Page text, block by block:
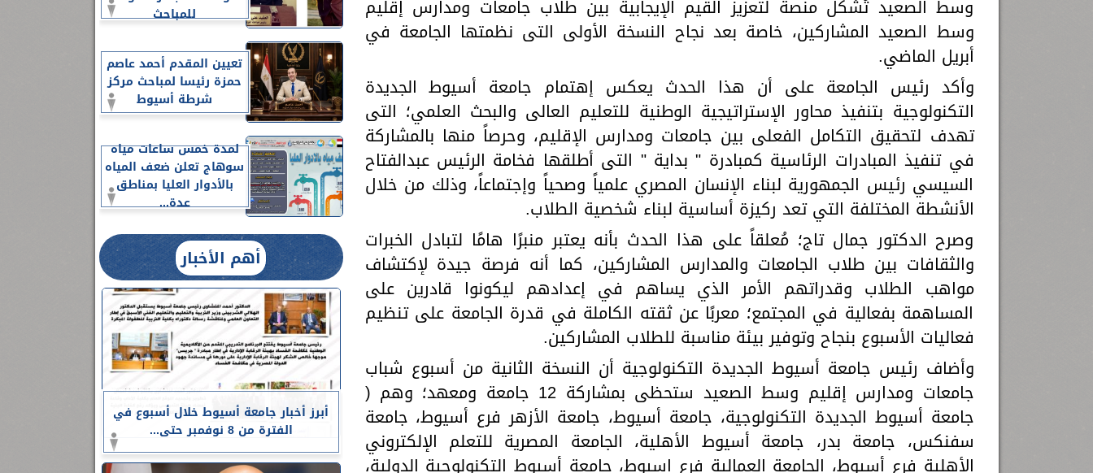
وسط الصعيد تُشكل منصة لتعزيز القيم الإيجابية بين طلاب جامعات ومدارس إقليم
وسط الصعيد المشاركين، خاصة بعد نجاح النسخة الأولى التى نظمتها الجامعة في
أبريل الماضي.
وأكد رئيس الجامعة على أن هذا الحدث يعكس إهتمام جامعة أسيوط الجديدة
التكنولوجية بتنفيذ محاور الإستراتيجية الوطنية للتعليم العالى والبحث العلمي؛ التى
تهدف لتحقيق التكامل الفعلى بين جامعات ومدارس الإقليم، وحرصاً منها بالمشاركة
في تنفيذ المبادرات الرئاسية كمبادرة " بداية " التى أطلقها فخامة الرئيس عبدالفتاح
السيسي رئيس الجمهورية لبناء الإنسان المصري علمياً وصحياً وإجتماعاً، وذلك من خلال
الأنشطة المختلفة التي تعد ركيزة أساسية لبناء شخصية الطلاب.
وصرح الدكتور جمال تاج؛ مُعلقاً على هذا الحدث بأنه يعتبر منبرًا هامًا لتبادل الخبرات
والثقافات بين طلاب الجامعات والمدارس المشاركين، كما أنه فرصة جيدة لإكتشاف
مواهب الطلاب وقدراتهم الأمر الذي يساهم في إعدادهم ليكونوا قادرين على
المساهمة بفعالية في المجتمع؛ معربًا عن ثقته الكاملة في قدرة الجامعة على تنظيم
فعاليات الأسبوع بنجاح وتوفير بيئة مناسبة للطلاب المشاركين.
وأضاف رئيس جامعة أسيوط الجديدة التكنولوجية أن النسخة الثانية من أسبوع شباب
جامعات ومدارس إقليم وسط الصعيد ستحظى بمشاركة 12 جامعة ومعهد؛ وهم (
جامعة أسيوط الجديدة التكنولوجية، جامعة أسيوط، جامعة الأزهر فرع أسيوط، جامعة
سفنكس، جامعة بدر، جامعة أسيوط الأهلية، الجامعة المصرية للتعلم الإلكتروني
الأهلية فرع أسيوط، الجامعة العمالية فرع اسيوط، جامعة أسيوط التكنولوجية الدولية،
للمباحث
تعيين المقدم أحمد عاصم
حمزة رئيسا لمباحث مركز
شرطة أسيوط
لمدة خمس ساعات مياه
سوهاج تعلن ضعف المياه
بالأدوار العليا بمناطق
عدة...
أهم الأخبار
أبرز أخبار جامعة أسيوط خلال أسبوع في
الفترة من 8 نوفمبر حتى...